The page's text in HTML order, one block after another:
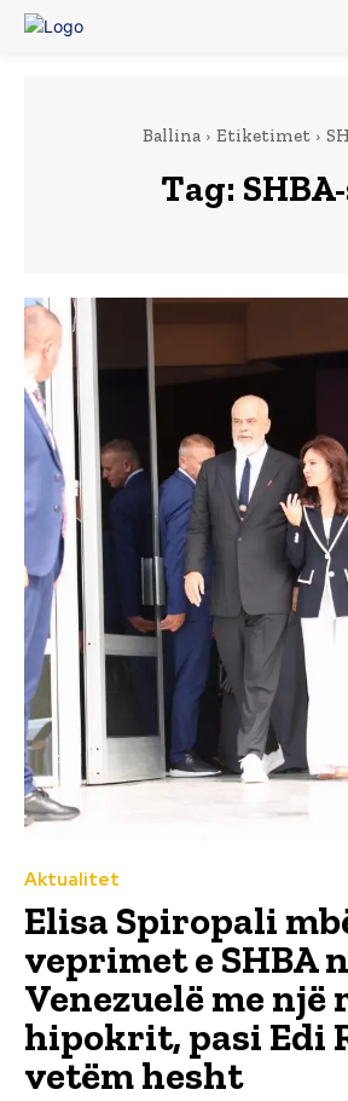
Ballina Etiketimet
Tag:
Aktualitet
Elisa Spiropali
veprimet e SHBA
Venezuelë me një
hipokrit, pasi Edi
vetëm hesht